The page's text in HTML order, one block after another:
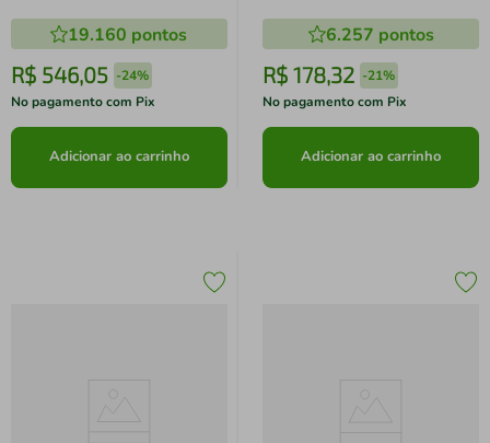
19.160 pontos
R$ 546,05 -24%
No pagamento com Pix
Adicionar ao carrinho
6.257 pontos
R$ 178,32 -21%
No pagamento com Pix
Adicionar ao carrinho